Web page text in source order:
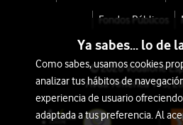
Fondos Públicos
© 2026 Vodafone
Avda. América 115,
Ya sabes... lo de
Como sabes, usamos cookies
analizar tus hábitos de
experiencia de usuario
adaptada a tus preferencia. Al